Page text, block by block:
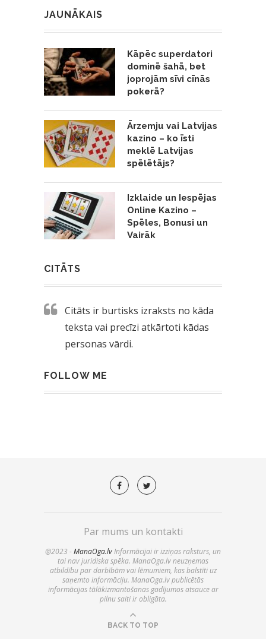
JAUNĀKAIS
Kāpēc superdatori
dominē šahā, bet
joprojām sīvi cīnās
pokerā?
Ārzemju vai Latvijas
kazino – ko īsti
meklē Latvijas
spēlētājs?
Izklaide un Iespējas
Online Kazino –
Spēles, Bonusi un
Vairāk
CITĀTS
Citāts ir burtisks izraksts no kāda
teksta vai precīzi atkārtoti kādas
personas vārdi.
FOLLOW ME
Par mums un kontakti
@2023 - ManaOga.lvInformācijai ir izziņas raksturs, un
tai nav juridiska spēka. ManaOga.lv neuzņemas
atbildību par darbībām vai lēmumiem, kas balstīti uz
saņemto informāciju. ManaOga.lv publicētās
informācijas tālākizmantošanas gadījumos atsauce ar
pilnu saiti ir obligāta.
BACK TO TOP